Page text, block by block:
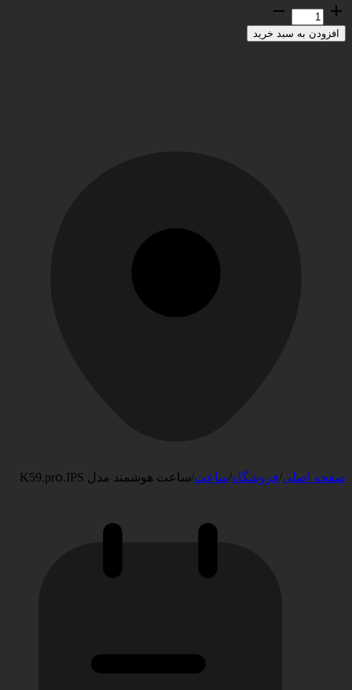
ساعت
هوشمند
مدل
افزودن به سبد خرید
صفحه اصلی/فروشگاه/ساعت/ساعت هوشمند مدل Κ59.рrօ.IPS